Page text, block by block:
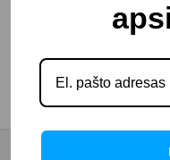
kavos aparatas
2890.00€